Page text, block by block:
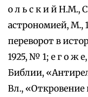
о л ь с к и й Н.М.,
астрономией, М.,
переворот в
1925, № 1; е г о ж
Библии,
Вл., «Откровение